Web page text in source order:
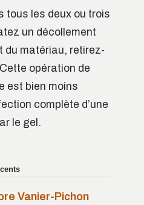
tous les deux ou trois
un décollement
du matériau, retirez-
opération de
est bien moins
complète d’une
le gel.
Vanier-Pichon